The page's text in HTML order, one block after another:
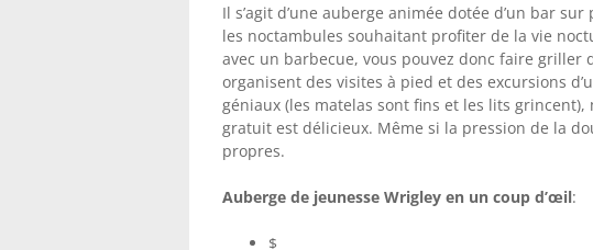
Il s’agit d’une auberge animée dotée d’un bar
les noctambules souhaitant profiter de la vie
avec un barbecue, vous pouvez donc faire
organisent des visites à pied et des excursions
géniaux (les matelas sont fins et les lits
gratuit est délicieux. Même si la pression de la
propres.
Auberge de jeunesse Wrigley en un coup d’œil:
$